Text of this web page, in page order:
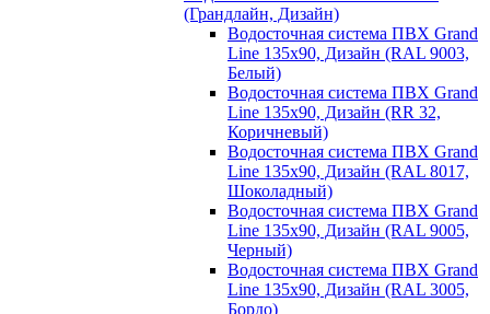
(Грандлайн, Дизайн)
Водосточная система ПВХ Grand
Line 135х90, Дизайн (RAL 9003,
Белый)
Водосточная система ПВХ Grand
Line 135х90, Дизайн (RR 32,
Коричневый)
Водосточная система ПВХ Grand
Line 135х90, Дизайн (RAL 8017,
Шоколадный)
Водосточная система ПВХ Grand
Line 135х90, Дизайн (RAL 9005,
Черный)
Водосточная система ПВХ Grand
Line 135х90, Дизайн (RAL 3005,
Бордо)